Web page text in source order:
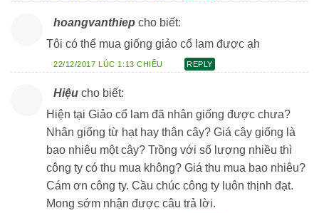
hoangvanthiep cho biết:
Tôi có thể mua giống giảo cổ lam được ạh
22/12/2017 LÚC 1:13 CHIỀU REPLY
Hiệu cho biết:
Hiện tại Giảo cổ lam đã nhân giống được chưa?
Nhân giống từ hạt hay thân cây? Giá cây giống là
bao nhiêu một cây? Trồng với số lượng nhiều thì
công ty có thu mua không? Giá thu mua bao nhiêu?
Cám ơn công ty. Cầu chúc công ty luôn thịnh đạt.
Mong sớm nhận được câu trả lời.